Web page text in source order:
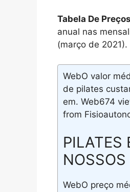
Tabela De
anual nas
(março de
WebO valor
de pilates
em. Web674
from
PILATES
NOSSOS
WebO preço